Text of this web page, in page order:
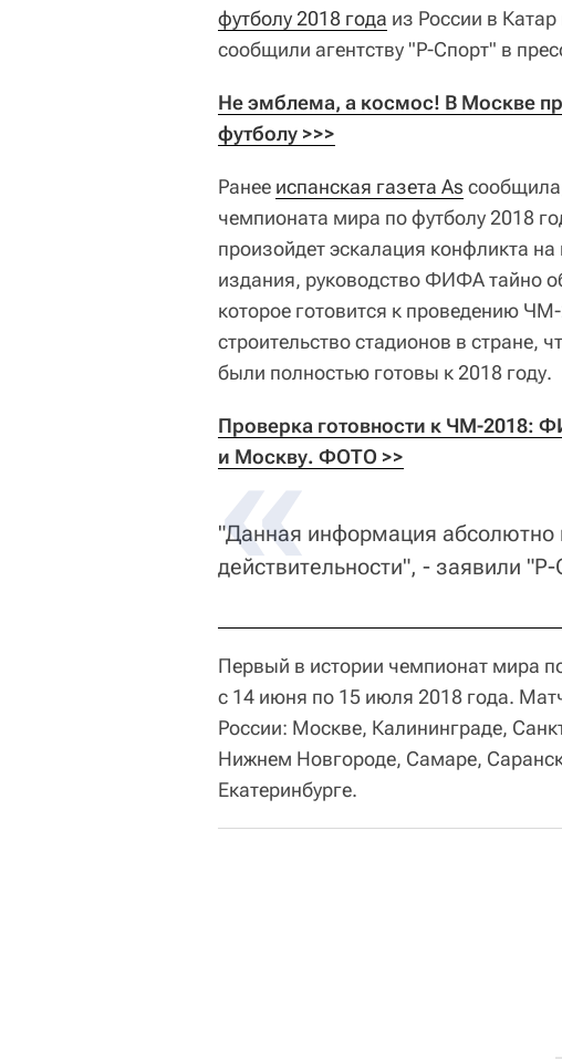
футболу 2018 года из России в Катар
сообщили агентству "Р-Спорт" в
Не эмблема, а космос! В Москве
футболу >>>
Ранее испанская газета As
чемпионата мира по футболу 2018
произойдет эскалация конфликта
издания, руководство ФИФА тайно
которое готовится к проведению
строительство стадионов в стране,
были полностью готовы к 2018 году.
Проверка готовности к ЧМ-2018:
и Москву. ФОТО >>
"Данная информация абсолютно
действительности", - заявили
Первый в истории чемпионат мира
с 14 июня по 15 июля 2018 года.
России: Москве, Калининграде,
Нижнем Новгороде, Самаре,
Екатеринбурге.